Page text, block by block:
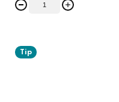
Tip